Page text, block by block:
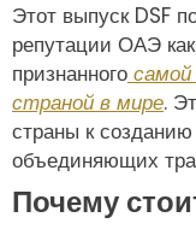
Этот выпуск DSF
репутации ОАЭ
признанного самой
страной в мире.
страны к
объединяющих
Почему